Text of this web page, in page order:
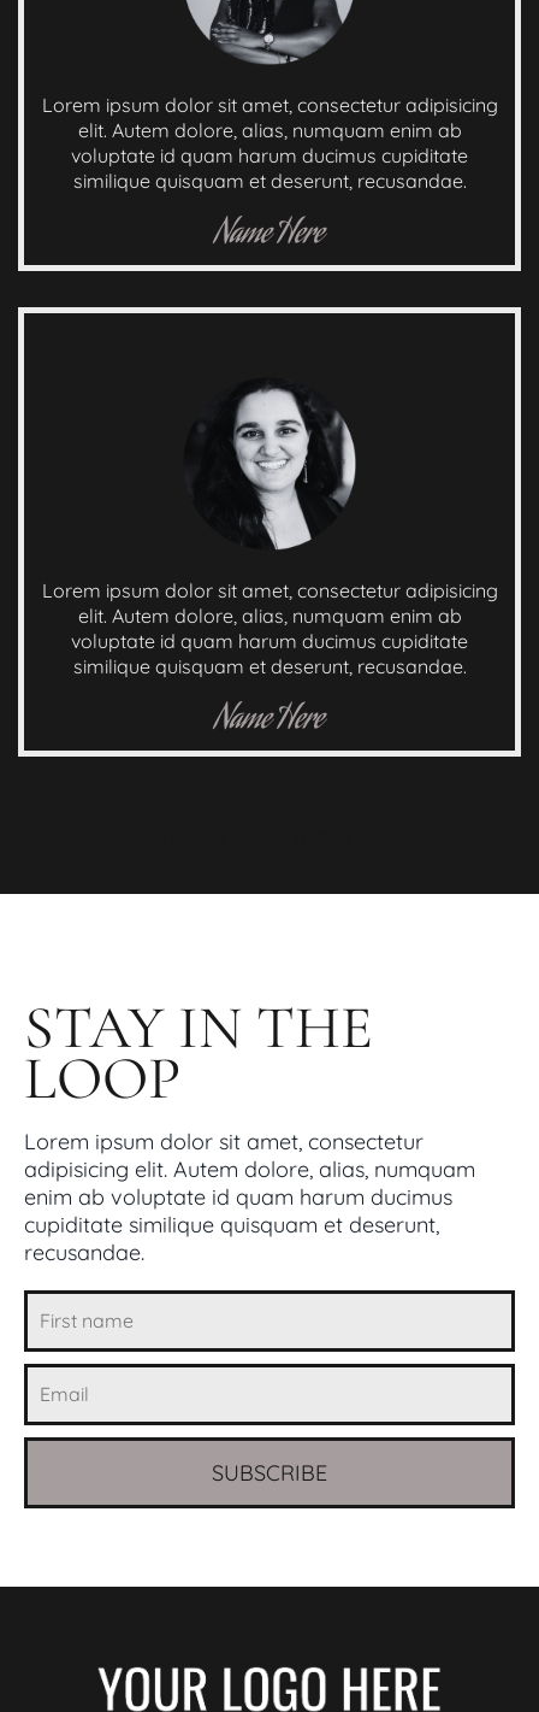
Lorem ipsum dolor sit amet, consectetur adipisicing
elit. Autem dolore, alias, numquam enim ab
voluptate id quam harum ducimus cupiditate
similique quisquam et deserunt, recusandae.
Name Here
Lorem ipsum dolor sit amet, consectetur adipisicing
elit. Autem dolore, alias, numquam enim ab
voluptate id quam harum ducimus cupiditate
similique quisquam et deserunt, recusandae.
Name Here
STAY IN THE
LOOP
Lorem ipsum dolor sit amet, consectetur
adipisicing elit. Autem dolore, alias, numquam
enim ab voluptate id quam harum ducimus
cupiditate similique quisquam et deserunt,
recusandae.
SUBSCRIBE